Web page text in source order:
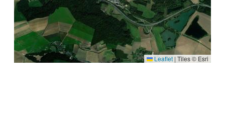
Leaflet | Tiles © Esri